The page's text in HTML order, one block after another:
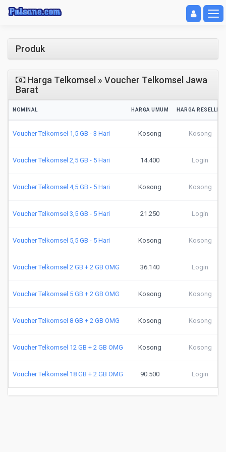
Toggle
Produk
Harga Telkomsel » Voucher Telkomsel Jawa
Barat
NOMINAL HARGA UMUM HARGA RESELLER
Voucher Telkomsel 1,5 GB - 3 Hari Kosong Kosong
Voucher Telkomsel 2,5 GB - 5 Hari 14.400 Login
Voucher Telkomsel 4,5 GB - 5 Hari Kosong Kosong
Voucher Telkomsel 3,5 GB - 5 Hari 21.250 Login
Voucher Telkomsel 5,5 GB - 5 Hari Kosong Kosong
Voucher Telkomsel 2 GB + 2 GB OMG 36.140 Login
Voucher Telkomsel 5 GB + 2 GB OMG Kosong Kosong
Voucher Telkomsel 8 GB + 2 GB OMG Kosong Kosong
Voucher Telkomsel 12 GB + 2 GB OMG Kosong Kosong
Voucher Telkomsel 18 GB + 2 GB OMG 90.500 Login